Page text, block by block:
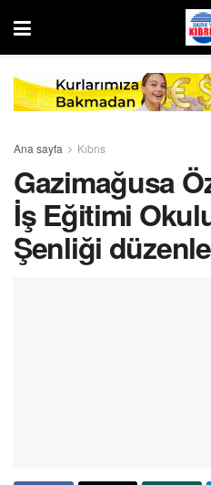
Ana sayfa Kıbrıs
Gazimağusa
İş Eğitimi
Şenliği